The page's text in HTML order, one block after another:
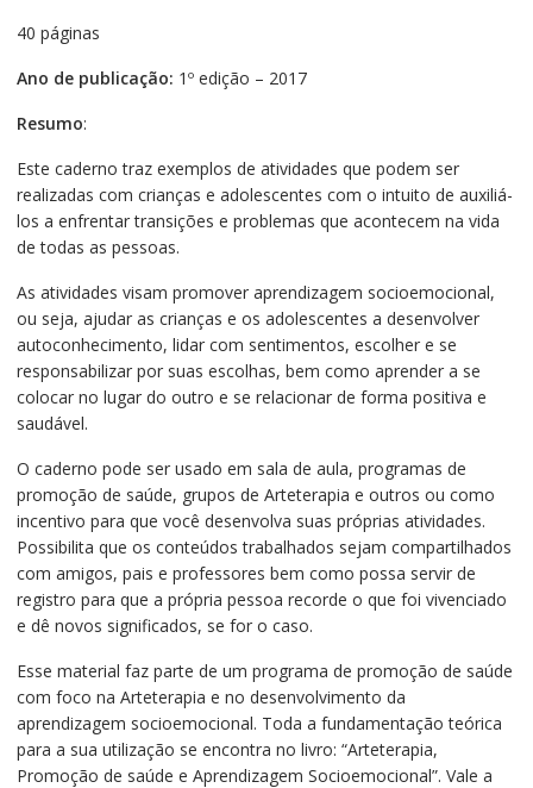
40 páginas
Ano de publicação: 1º edição – 2017
Resumo:
Este caderno traz exemplos de atividades que podem ser
realizadas com crianças e adolescentes com o intuito de auxiliá-
los a enfrentar transições e problemas que acontecem na vida
de todas as pessoas.
As atividades visam promover aprendizagem socioemocional,
ou seja, ajudar as crianças e os adolescentes a desenvolver
autoconhecimento, lidar com sentimentos, escolher e se
responsabilizar por suas escolhas, bem como aprender a se
colocar no lugar do outro e se relacionar de forma positiva e
saudável.
O caderno pode ser usado em sala de aula, programas de
promoção de saúde, grupos de Arteterapia e outros ou como
incentivo para que você desenvolva suas próprias atividades.
Possibilita que os conteúdos trabalhados sejam compartilhados
com amigos, pais e professores bem como possa servir de
registro para que a própria pessoa recorde o que foi vivenciado
e dê novos significados, se for o caso.
Esse material faz parte de um programa de promoção de saúde
com foco na Arteterapia e no desenvolvimento da
aprendizagem socioemocional. Toda a fundamentação teórica
para a sua utilização se encontra no livro: “Arteterapia,
Promoção de saúde e Aprendizagem Socioemocional”. Vale a